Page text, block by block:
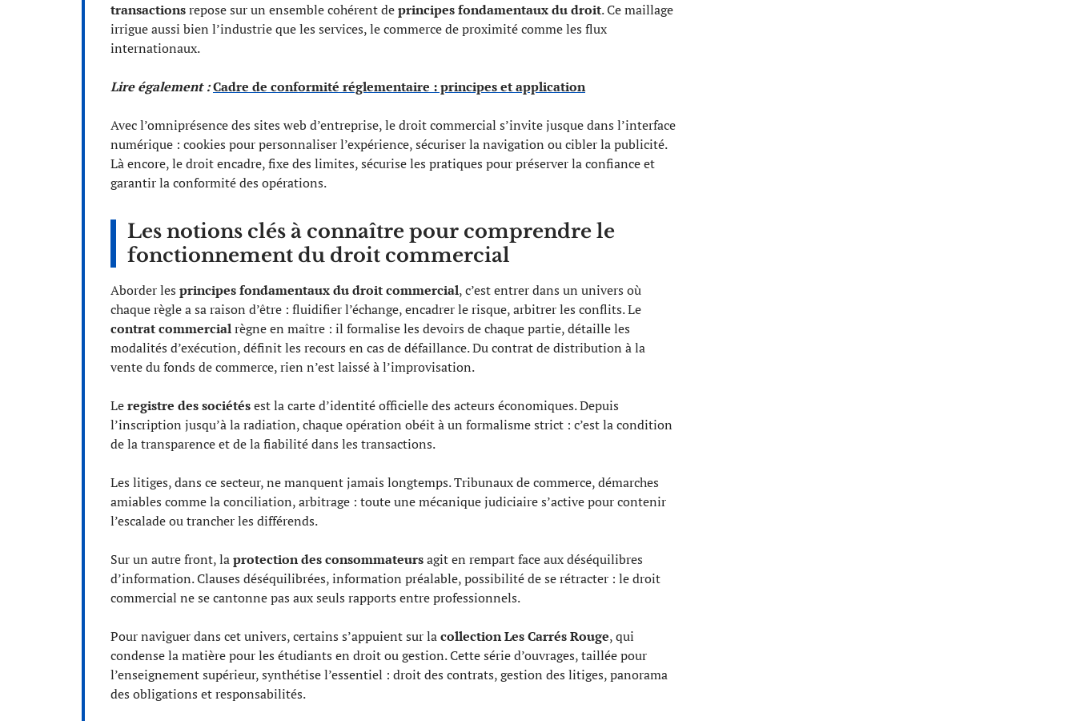
transactionsrepose sur un ensemble cohérent deprincipes fondamentaux du droit. Ce maillage
irrigue aussi bien l’industrie que les services, le commerce de proximité comme les flux
internationaux.
Lire également :Cadre de conformité réglementaire : principes et application
Avec l’omniprésence des sites web d’entreprise, le droit commercial s’invite jusque dans l’interface
numérique : cookies pour personnaliser l’expérience, sécuriser la navigation ou cibler la publicité.
Là encore, le droit encadre, fixe des limites, sécurise les pratiques pour préserver la confiance et
garantir la conformité des opérations.
Les notions clés à connaître pour comprendre le
fonctionnement du droit commercial
Aborder les principes fondamentaux du droit commercial, c’est entrer dans un univers où
chaque règle a sa raison d’être : fluidifier l’échange, encadrer le risque, arbitrer les conflits. Le
contrat commercialrègne en maître : il formalise les devoirs de chaque partie, détaille les
modalités d’exécution, définit les recours en cas de défaillance. Du contrat de distribution à la
vente du fonds de commerce, rien n’est laissé à l’improvisation.
Leregistre des sociétésest la carte d’identité officielle des acteurs économiques. Depuis
l’inscription jusqu’à la radiation, chaque opération obéit à un formalisme strict : c’est la condition
de la transparence et de la fiabilité dans les transactions.
Les litiges, dans ce secteur, ne manquent jamais longtemps. Tribunaux de commerce, démarches
amiables comme la conciliation, arbitrage : toute une mécanique judiciaire s’active pour contenir
l’escalade ou trancher les différends.
Sur un autre front, laprotection des consommateursagit en rempart face aux déséquilibres
d’information. Clauses déséquilibrées, information préalable, possibilité de se rétracter : le droit
commercial ne se cantonne pas aux seuls rapports entre professionnels.
Pour naviguer dans cet univers, certains s’appuient sur lacollection Les Carrés Rouge, qui
condense la matière pour les étudiants en droit ou gestion. Cette série d’ouvrages, taillée pour
l’enseignement supérieur, synthétise l’essentiel : droit des contrats, gestion des litiges, panorama
des obligations et responsabilités.